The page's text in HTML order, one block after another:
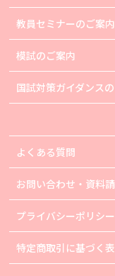
教員セミナーのご案内
模試のご案内
国試対策ガイダンス
よくある質問
お問い合わせ・資料
プライバシーポリシー
特定商取引に基づく